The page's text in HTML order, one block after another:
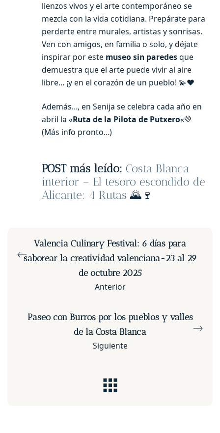
lienzos vivos y el arte contemporáneo se
mezcla con la vida cotidiana. Prepárate para
perderte entre murales, artistas y sonrisas.
Ven con amigos, en familia o solo, y déjate
inspirar por este museo sin paredesque
demuestra que el arte puede vivir al aire
libre… ¡y en el corazón de un pueblo! 💫❤️
Además…, en Senija se celebra cada año en
abril la «Ruta de la Pilota de Putxero«💚
(Más info pronto…)
POST más leído: Costa Blanca
interior – El tesoro escondido de
Alicante: 4 Rutas 🌄🍷
Valencia Culinary Festival: 6 días para
saborear la creatividad valenciana-23 al 29
de octubre 2025
Anterior
Paseo con Burros por los pueblos y valles
de la Costa Blanca
Siguiente